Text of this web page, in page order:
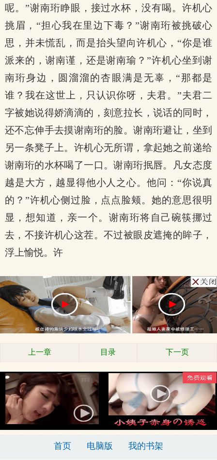
呢。”谢南珩睁眼，接过水杯，没有喝。许机心
挑眉，“担心我在里边下毒？”谢南珩被挑破心
思，并未慌乱，而是抬头望向许机心，“你是谁
派来的，谢南谨，还是谢南瑜？”许机心坐到谢
南珩身边，圆溜溜的杏眼满是无辜，“那都是
谁？我在这世上，只认识你呀，夫君。”夫君二
字被她说得娇滴滴的，刻意拉长，说话的同时，
还不忘伸手去摸谢南珩的脸。谢南珩避让，坐到
另一条凳子上。许机心无所谓，拿起她之前递给
谢南珩的水杯喝了一口。谢南珩抿唇。凡女态度
越是大方，越显得他小人之心。他问：“你说真
的？”许机心侧过脸，点点脸颊。她的意思很明
显，想知道，亲一个。谢南珩将自己碗筷挪过
去，不接许机心这茬。不过被眼皮遮掩的眸子，
浮上愉悦。许
上一章 目录 下一页
首页 电脑版 我的书架